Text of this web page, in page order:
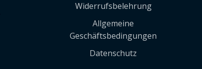
Widerrufsbelehrung
Allgemeine
Geschäftsbedingungen
Datenschutz